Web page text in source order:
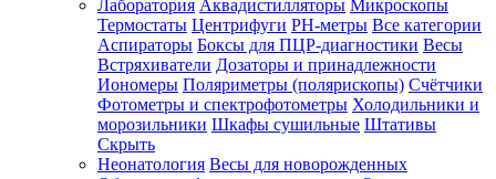
Лаборатория Аквадистилляторы Микроскопы
Термостаты Центрифуги PH-метры Все категории
Аспираторы Боксы для ПЦР-диагностики Весы
Встряхиватели Дозаторы и принадлежности
Иономеры Поляриметры (полярископы) Счётчики
Фотометры и спектрофотометры Холодильники и
морозильники Шкафы сушильные Штативы
Скрыть
Неонатология Весы для новорожденных